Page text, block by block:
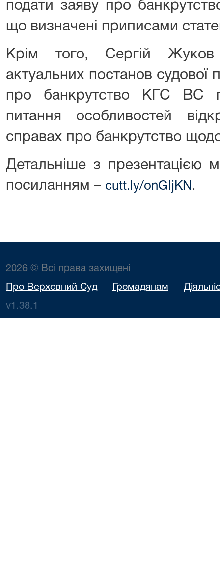
подати заяву про
що визначені приписами
Крім того, Сергій
актуальних постанов судової
про банкрутство КГС ВС
питання особливостей
справах про банкрутство
Детальніше з презентацією
посиланням – cutt.ly/onGIjKN .
2026 © Всі права захищені
Про Верховний Суд Громадянам
v1.38.1